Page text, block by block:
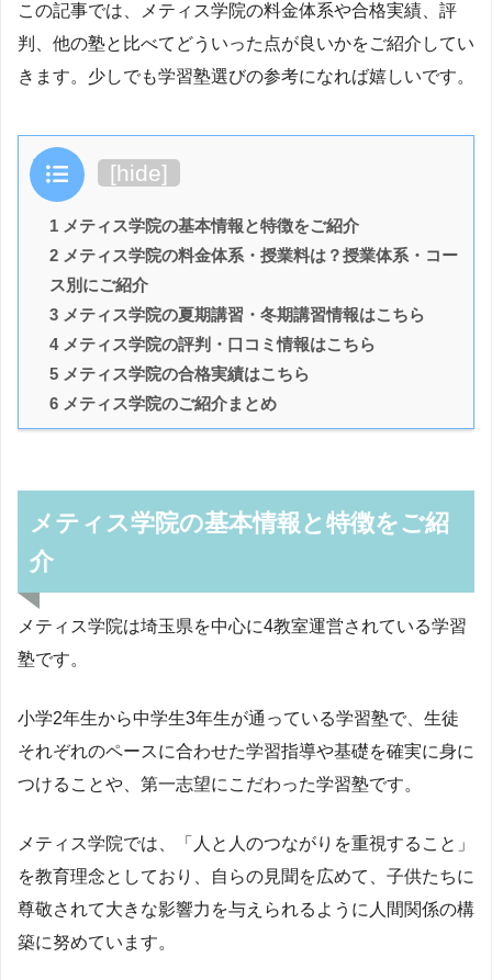
この記事では、メティス学院の料金体系や合格実績、評
判、他の塾と比べてどういった点が良いかをご紹介してい
きます。少しでも学習塾選びの参考になれば嬉しいです。
目次 [hide]
1 メティス学院の基本情報と特徴をご紹介
2 メティス学院の料金体系・授業料は？授業体系・コー
ス別にご紹介
3 メティス学院の夏期講習・冬期講習情報はこちら
4 メティス学院の評判・口コミ情報はこちら
5 メティス学院の合格実績はこちら
6 メティス学院のご紹介まとめ
メティス学院の基本情報と特徴をご紹
介
メティス学院は埼玉県を中心に4教室運営されている学習
塾です。
小学2年生から中学生3年生が通っている学習塾で、生徒
それぞれのペースに合わせた学習指導や基礎を確実に身に
つけることや、第一志望にこだわった学習塾です。
メティス学院では、「人と人のつながりを重視すること」
を教育理念としており、自らの見聞を広めて、子供たちに
尊敬されて大きな影響力を与えられるように人間関係の構
築に努めています。